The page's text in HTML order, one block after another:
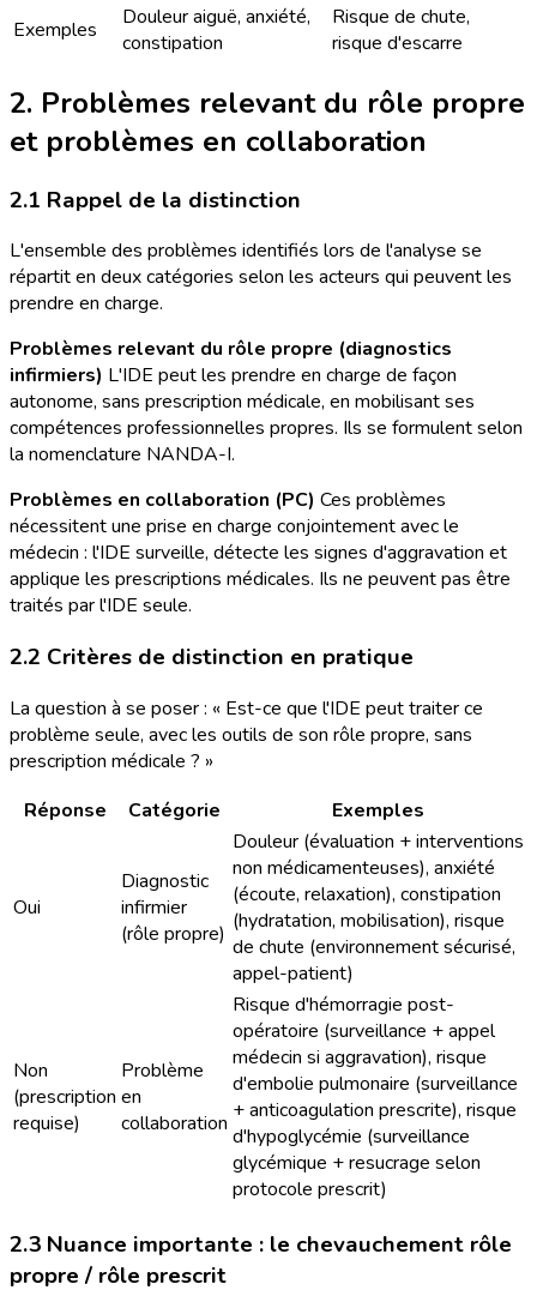
Exemples
Douleur aiguë, anxiété,
constipation
Risque de chute,
risque d'escarre
2. Problèmes relevant du rôle propre
et problèmes en collaboration
2.1 Rappel de la distinction
L'ensemble des problèmes identifiés lors de l'analyse se
répartit en deux catégories selon les acteurs qui peuvent les
prendre en charge.
Problèmes relevant du rôle propre (diagnostics
infirmiers) L'IDE peut les prendre en charge de façon
autonome, sans prescription médicale, en mobilisant ses
compétences professionnelles propres. Ils se formulent selon
la nomenclature NANDA-I.
Problèmes en collaboration (PC) Ces problèmes
nécessitent une prise en charge conjointement avec le
médecin : l'IDE surveille, détecte les signes d'aggravation et
applique les prescriptions médicales. Ils ne peuvent pas être
traités par l'IDE seule.
2.2 Critères de distinction en pratique
La question à se poser : « Est-ce que l'IDE peut traiter ce
problème seule, avec les outils de son rôle propre, sans
prescription médicale ? »
Réponse
Catégorie Exemples
Oui
Diagnostic
infirmier
(rôle propre)
Douleur (évaluation + interventions
non médicamenteuses), anxiété
(écoute, relaxation), constipation
(hydratation, mobilisation), risque
de chute (environnement sécurisé,
appel-patient)
Non
(prescription
requise)
Problème
en
collaboration
Risque d'hémorragie post-
opératoire (surveillance + appel
médecin si aggravation), risque
d'embolie pulmonaire (surveillance
+ anticoagulation prescrite), risque
d'hypoglycémie (surveillance
glycémique + resucrage selon
protocole prescrit)
2.3 Nuance importante : le chevauchement rôle
propre / rôle prescrit